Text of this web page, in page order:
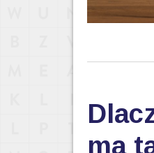
ma